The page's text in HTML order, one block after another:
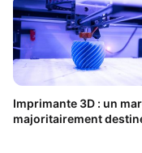
Imprimante 3D : un
majoritairement